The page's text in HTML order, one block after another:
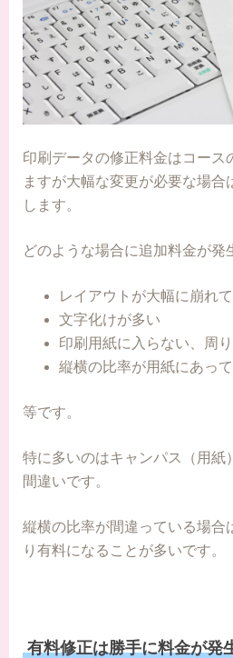
印刷データの修正料金はコース
ますが大幅な変更が必要な場合
します。
どのような場合に追加料金が発
レイアウトが大幅に崩れ
文字化けが多い
印刷用紙に入らない、周
縦横の比率が用紙にあっ
等です。
特に多いのはキャンパス（用紙
間違いです。
縦横の比率が間違っている場合
り有料になることが多いです。
有料修正は勝手に料金が発